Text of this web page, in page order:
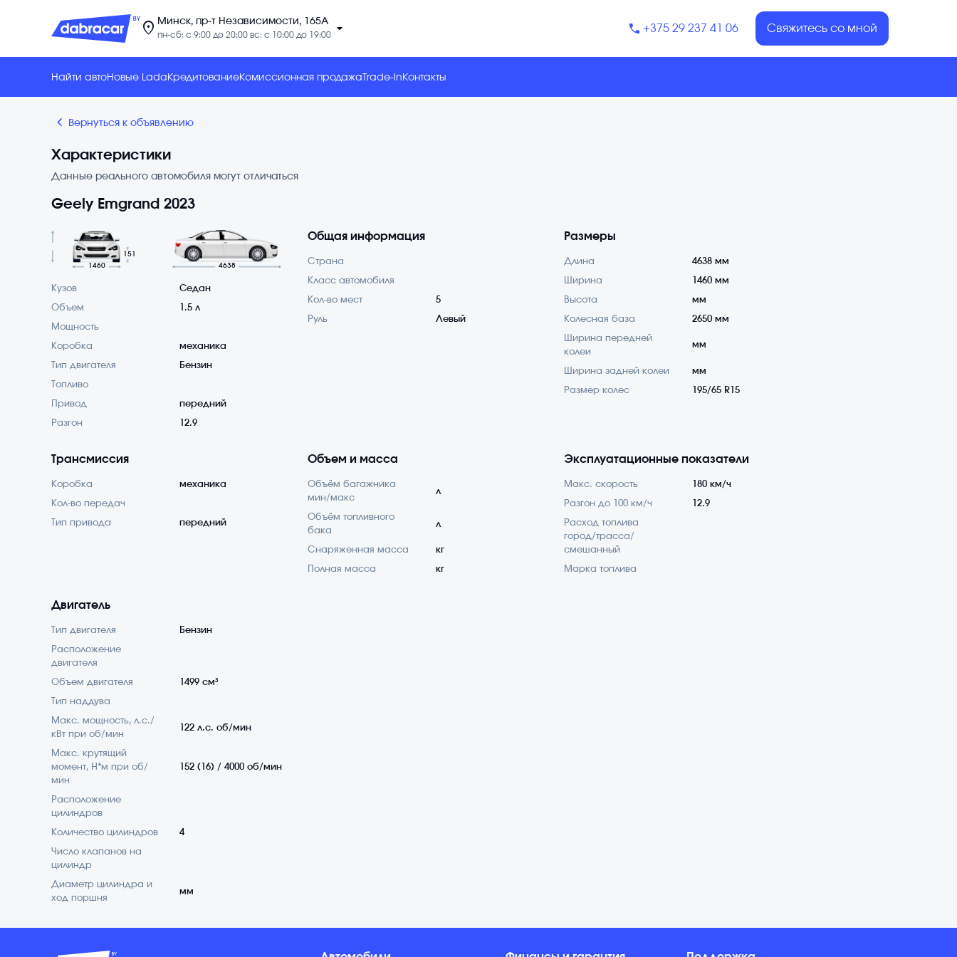
location_on Минск, пр-т Независимости, 165А
пн-сб: с 9:00 до 20:00 вс: с 10:00 до 19:00 arrow_drop_down +375 29 237 41 06 Свяжитесь со мной
Найти автоНовые Lada КредитованиеКомиссионная продажа Trade-in Контакты
chevron_backward Вернуться к объявлению
Характеристики
Данные реального автомобиля могут отличаться
Geely Emgrand 2023
1460
151
4638
Кузов Седан
Объем 1.5 л
Мощность
Коробка механика
Тип двигателя Бензин
Топливо
Привод передний
Разгон 12.9
Общая информация
Страна
Класс автомобиля
Кол-во мест 5
Руль Левый
Размеры
Длина 4638 мм
Ширина 1460 мм
Высота мм
Колесная база 2650 мм
Ширина передней
колеи
мм
Ширина задней колеи мм
Размер колес 195/65 R15
Трансмиссия
Коробка механика
Кол-во передач
Тип привода передний
Объем и масса
Объём багажника
мин/макс
л
Объём топливного
бака
л
Снаряженная масса кг
Полная масса кг
Эксплуатационные показатели
Макс. скорость 180 км/ч
Разгон до 100 км/ч 12.9
Расход топлива
город/трасса/
смешанный
Марка топлива
Двигатель
Тип двигателя Бензин
Расположение
двигателя
Объем двигателя 1499 см³
Тип наддува
Макс. мощность, л.с./
кВт при об/мин
122 л.с. об/мин
Макс. крутящий
момент, Н*м при об/
мин
152 (16) / 4000 об/мин
Расположение
цилиндров
Количество цилиндров 4
Число клапанов на
цилиндр
Диаметр цилиндра и
ход поршня
мм